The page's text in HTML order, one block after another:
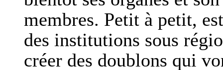
membres. Petit à petit,
des institutions sous
créer des doublons qui